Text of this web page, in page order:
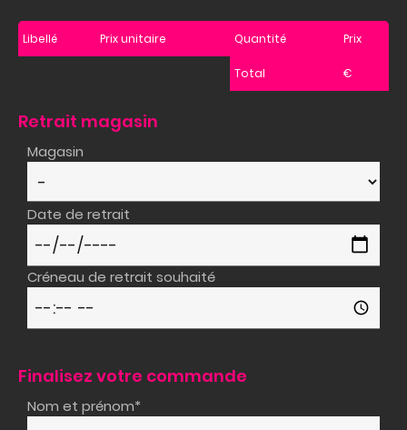
Libellé Prix unitaire Quantité Prix
Total €
Retrait magasin
Magasin
Date de retrait
Créneau de retrait souhaité
Finalisez votre commande
Nom et prénom*